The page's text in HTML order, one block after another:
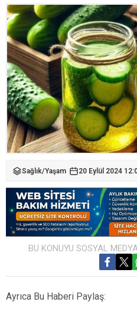
Sağlık/Yaşam 20 Eylül 2024
BU KONUYU SOSYAL
Ayrıca Bu Haberi Paylaş: